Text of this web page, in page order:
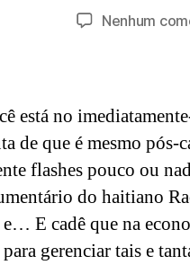
Nenhum
está no
de que é mesmo pós-
flashes pouco ou
do haitiano
e… E cadê que na
gerenciar tais e